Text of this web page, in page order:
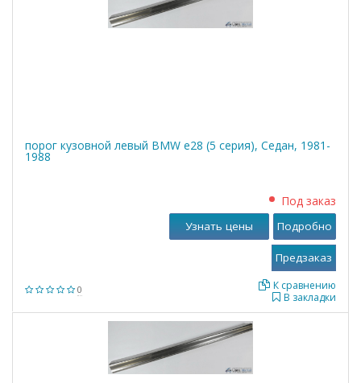
порог кузовной левый BMW е28 (5 серия), Седан, 1981-
1988
0
Под заказ
В закладки
К сравнению
Узнать цены Подробно